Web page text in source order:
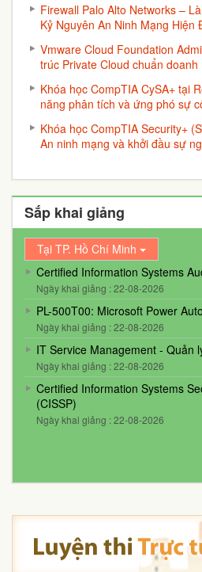
Firewall Palo Alto Networks –
Kỷ Nguyên An Ninh Mạng Hiện
Vmware Cloud Foundation
trúc Private Cloud chuẩn doanh
Khóa học CompTIA CySA+ tại
năng phân tích và ứng phó sự
Khóa học CompTIA Security+
An ninh mạng và khởi đầu sự
Sắp khai giảng
Tại TP. Hồ Chí Minh
Certified Information Systems
Ngày khai giảng : 22-08-2026
PL-500T00: Microsoft Power
Ngày khai giảng : 22-08-2026
IT Service Management - Quản
Ngày khai giảng : 22-08-2026
Certified Information Systems
(CISSP)
Ngày khai giảng : 22-08-2026